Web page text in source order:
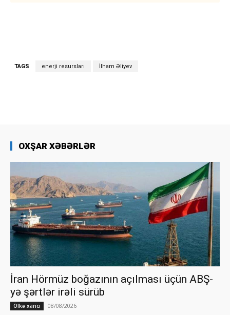
TAGS enerji resursları İlham Əliyev
OXŞAR XƏBƏRLƏR
İran Hörmüz boğazının açılması üçün ABŞ-
yə şərtlər irəli sürüb
Ölkə xarici 08/08/2026